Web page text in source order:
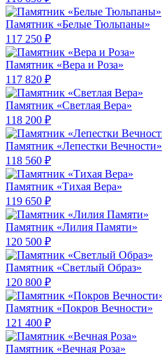
Памятник «Белые Тюльпаны»
117 250 ₽
Памятник «Вера и Роза»
117 820 ₽
Памятник «Светлая Вера»
118 200 ₽
Памятник «Лепестки Вечности»
118 560 ₽
Памятник «Тихая Вера»
119 650 ₽
Памятник «Лилия Памяти»
120 500 ₽
Памятник «Светлый Образ»
120 800 ₽
Памятник «Покров Вечности»
121 400 ₽
Памятник «Вечная Роза»